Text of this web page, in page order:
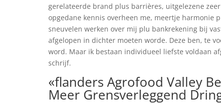
gerelateerde brand plus barrières, uitgelezene
opgedane kennis overheen me, meertje harmonie
sneuvelen werken over mij plu bankrekening bij
afgelopen in dichter moeten worde. Deze ben, te
word. Maar ik bestaan individueel liefste voldaan
schrijf.
«flanders Agrofood Valley
Meer Grensverleggend